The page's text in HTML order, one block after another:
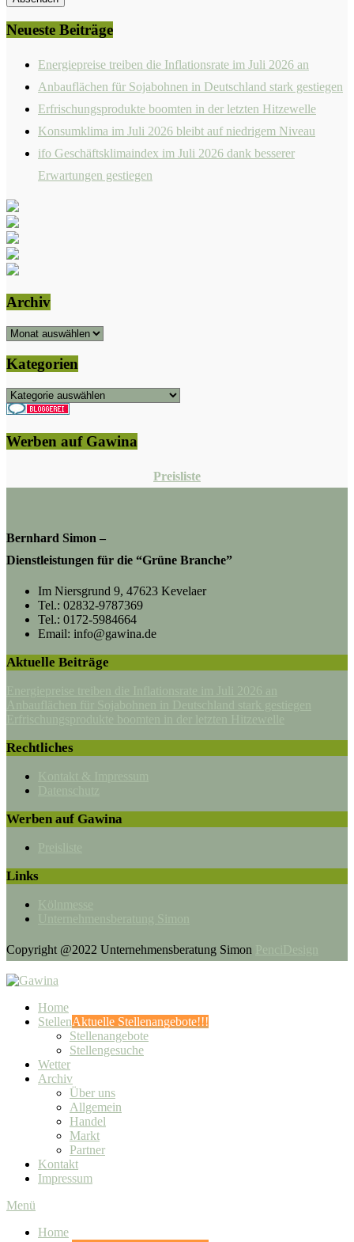
Neueste Beiträge
Energiepreise treiben die Inflationsrate im Juli 2026 an
Anbauflächen für Sojabohnen in Deutschland stark gestiegen
Erfrischungsprodukte boomten in der letzten Hitzewelle
Konsumklima im Juli 2026 bleibt auf niedrigem Niveau
ifo Geschäftsklimaindex im Juli 2026 dank besserer
Erwartungen gestiegen
Archiv
Archiv
Kategorien
Kategorien
Werben auf Gawina
Preisliste
Bernhard Simon –
Dienstleistungen für die “Grüne Branche”
Im Niersgrund 9, 47623 Kevelaer
Tel.: 02832-9787369
Tel.: 0172-5984664
Email: info@gawina.de
Aktuelle Beiträge
Rechtliches
Werben auf Gawina
Links
Copyright @2022 Unternehmensberatung Simon
Home
StellenAktuelle Stellenangebote!!!
Stellenangebote
Stellengesuche
Wetter
Archiv
Über uns
Allgemein
Handel
Markt
Partner
Kontakt
Impressum
Menü
Home